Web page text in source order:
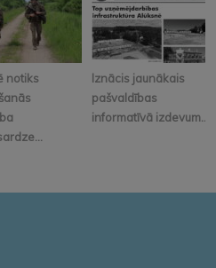
notiks
Iznācis jaunākais
pašvaldības
informatīvā izdevum...